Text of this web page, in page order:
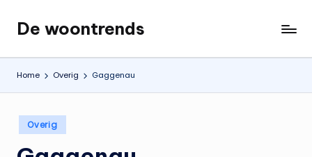
de
inhoud
De woontrends
Interieur
en
lifestyle
Home Overig Gaggenau
Geplaatst
in
Overig